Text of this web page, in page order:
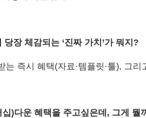
당장 체감되는 ‘진짜 가치’가 뭐지?
즉시 혜택(자료·템플릿·툴), 그리
)다운 혜택을 주고싶은데, 그게 뭘